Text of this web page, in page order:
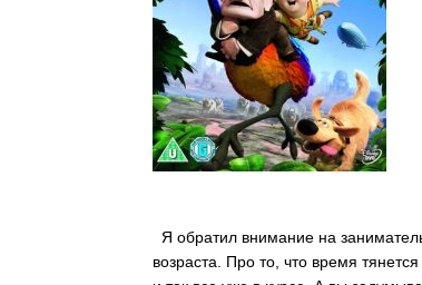
Я обратил внимание на
возраста. Про то, что время